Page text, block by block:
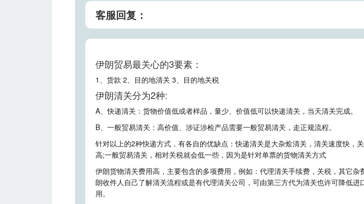
客服回复：
伊朗贸易最关心的3要素：
1、货款 2、目的地清关 3、目的地关税
伊朗清关分为2种:
A、快递清关：货物价值低或者样品，量少、价值低可以快递清关，当天清关完成。
B、一般贸易清关：高价值、涉证涉检产品需要一般贸易清关，走正规流程。
针对以上的2种快递方式，有各自的优缺点：快递清关是大杂烩清关，清关速度快，
高;一般贸易清关，相对关税就会低一些，因为是针对单票的货物清关方式
伊朗货物清关费用高，主要包含的多项费用，例如：代理清关手续费，关税，其它杂
朗收件人自己了解清关流程或是有代理清关公司，可由第三方代为清关也许可降低进
用。